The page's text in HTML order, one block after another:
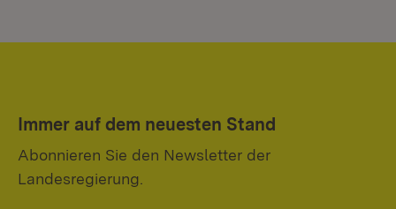
Immer auf dem neuesten Stand
Abonnieren Sie den Newsletter der
Landesregierung.